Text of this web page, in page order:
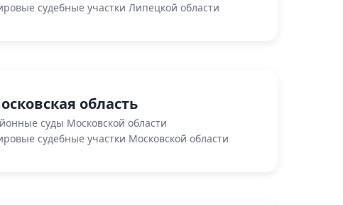
судебные участки Липецкой области
область
суды Московской области
судебные участки Московской области